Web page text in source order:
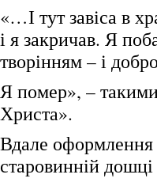
«…І тут завіса в
і я закричав. Я
творінням – і
Я помер», –
Христа».
Вдале оформлення
старовинній